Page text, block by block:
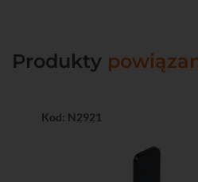
Produkty
Kod: N2921